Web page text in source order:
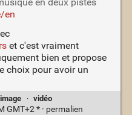
en
et c'est vraiment
bien et propose
choix pour avoir un
image · vidéo
GMT+2 * · permalien